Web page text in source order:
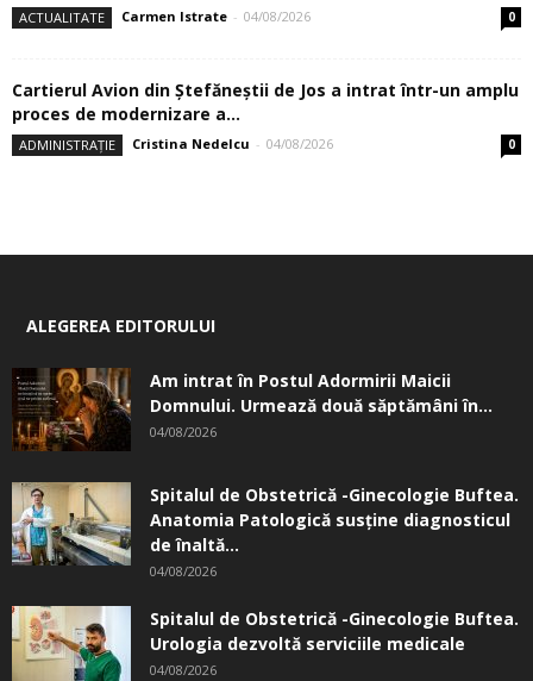
ACTUALITATE Carmen Istrate - 04/08/2026 0
Cartierul Avion din Ştefăneştii de Jos a intrat într-un amplu
proces de modernizare a...
ADMINISTRAȚIE Cristina Nedelcu - 04/08/2026 0
ALEGEREA EDITORULUI
Am intrat în Postul Adormirii Maicii
Domnului. Urmează două săptămâni în...
04/08/2026
Spitalul de Obstetrică -Ginecologie Buftea.
Anatomia Patologică susţine diagnosticul
de înaltă...
04/08/2026
Spitalul de Obstetrică -Ginecologie Buftea.
Urologia dezvoltă serviciile medicale
04/08/2026